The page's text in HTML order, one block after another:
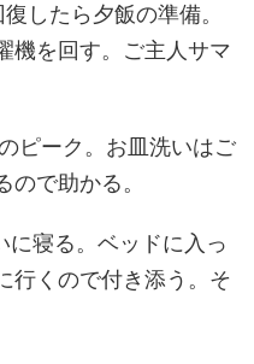
したら夕飯の準備。
機を回す。ご主人サマ
ピーク。お皿洗いはご
で助かる。
寝る。ベッドに入っ
行くので付き添う。そ